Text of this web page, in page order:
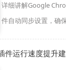
详细讲解Google
件自动同步设置，确
多设备使用的便利性
件运行速度提升